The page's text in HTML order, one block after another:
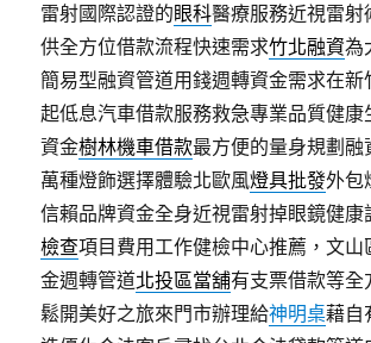
雷射國際認證的眼科醫療服務近視雷射
供全方位借款流程快速需求竹北融資為
簡易型融資管道用錢週轉資金需求在新
起低息汽車借款服務救急專業品質健康
資金樹林機車借款最方便的量身規劃融
萬種燈飾選擇體驗北歐風燈具批發外包
信賴品牌資金全身近視雷射掉眼鏡健康
檢查項目費用工作健檢中心推薦，文山
金週轉管道北投區當舖有支票借款等全
鬆開美好之旅來門市辦理給神明桌藉自